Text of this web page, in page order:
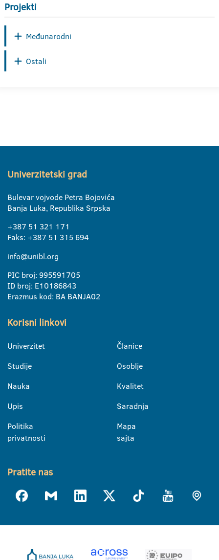
Projekti
Međunarodni
Ostali
Univerzitetski grad
Bulevar vojvode Petra Bojovića
Banja Luka, Republika Srpska
+387 51 321 171
Faks: +387 51 315 694
info@unibl.org
PIC broj: 995591705
ID broj: E10186843
Erazmus kod: BA BANJA02
Korisni linkovi
Univerzitet
Studije
Nauka
Upis
Politika
privatnosti
Članice
Osoblje
Kvalitet
Saradnja
Mapa
sajta
Pratite nas